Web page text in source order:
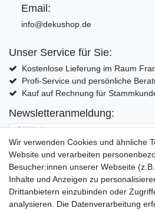
Email:
info@dekushop.de
Unser Service für Sie:
Kostenlose Lieferung im Raum
Profi-Service und persönliche
Kauf auf Rechnung für
Newsletteranmeldung:
E-MAIL **
Hiermit bestätige ich, dass ich die
Einwilligung kann ich jederzeit widerrufen.**
Abonnieren
Wir verwenden Cookies und ähnliche
Website und verarbeiten
Besucher:innen unserer Webseite
Inhalte und Anzeigen zu
Drittanbietern einzubinden oder
analysieren. Die Datenverarbeitung